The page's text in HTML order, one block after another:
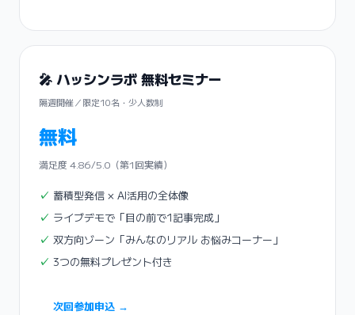
🎤 ハッシンラボ 無料セミナー
隔週開催／限定10名・少人数制
無料
満足度 4.86/5.0（第1回実績）
蓄積型発信 × AI活用の全体像
ライブデモで「目の前で1記事完成」
双方向ゾーン「みんなのリアル お悩みコーナー」
3つの無料プレゼント付き
次回参加申込 →